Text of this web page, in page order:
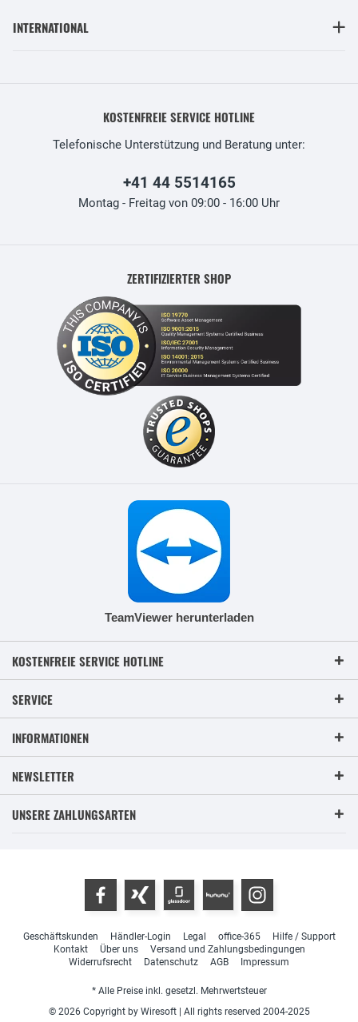
INTERNATIONAL
KOSTENFREIE SERVICE HOTLINE
Telefonische Unterstützung und Beratung unter:
+41 44 5514165
Montag - Freitag von 09:00 - 16:00 Uhr
ZERTIFIZIERTER SHOP
TeamViewer herunterladen
KOSTENFREIE SERVICE HOTLINE
SERVICE
INFORMATIONEN
NEWSLETTER
UNSERE ZAHLUNGSARTEN
Geschäftskunden Händler-Login Legal office-365
Hilfe / Support
Kontakt
Über uns
Versand und Zahlungsbedingungen
Widerrufsrecht
Datenschutz AGB Impressum
* Alle Preise inkl. gesetzl. Mehrwertsteuer
© 2026 Copyright by Wiresoft | All rights reserved 2004-2025